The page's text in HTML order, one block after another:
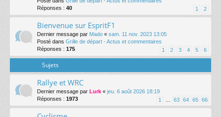
Réponses : 40 1 2
Bienvenue sur EspritF1
Dernier message par Mado « sam. 11 nov. 2023 13:05
Posté dans Grille de départ - Actus et commentaires
Réponses : 175 1 2 3 4 5 6
Sujets
Rallye et WRC
Dernier message par Lurk « jeu. 6 août 2026 18:19
Réponses : 1973 1 63 64 65 66